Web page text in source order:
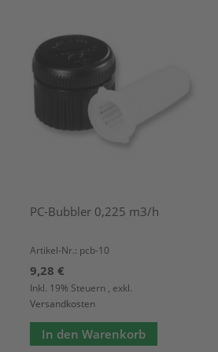
PC-Bubbler 0,225 m3/h
Artikel-Nr.: pcb-10
9,28 €
Inkl. 19% Steuern , exkl.
Versandkosten
In den Warenkorb